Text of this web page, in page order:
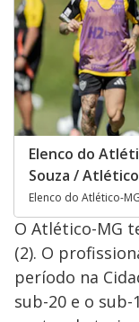
Elenco do
Souza /
Elenco do Atlético-
O Atlético-MG
(2). O
período na
sub-20 e o